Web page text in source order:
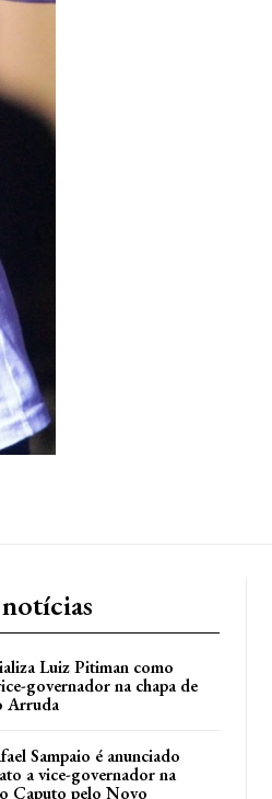
Luiz Pitiman como
governador na chapa de
Arruda
Sampaio é anunciado
a vice-governador na
Caputo pelo Novo